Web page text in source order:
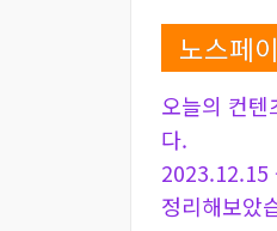
노스페
오늘의 컨
다.
2023.12.15
정리해보았